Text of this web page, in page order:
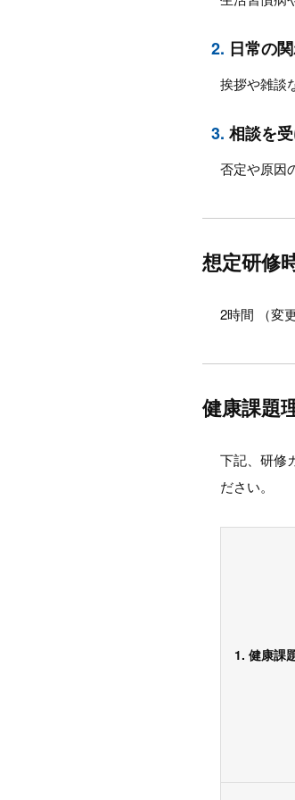
2. 日常の
挨拶や雑談
3. 相談を
否定や原因
想定研修
2時間 （変
健康課題
下記、研修
ださい。
1. 健康課